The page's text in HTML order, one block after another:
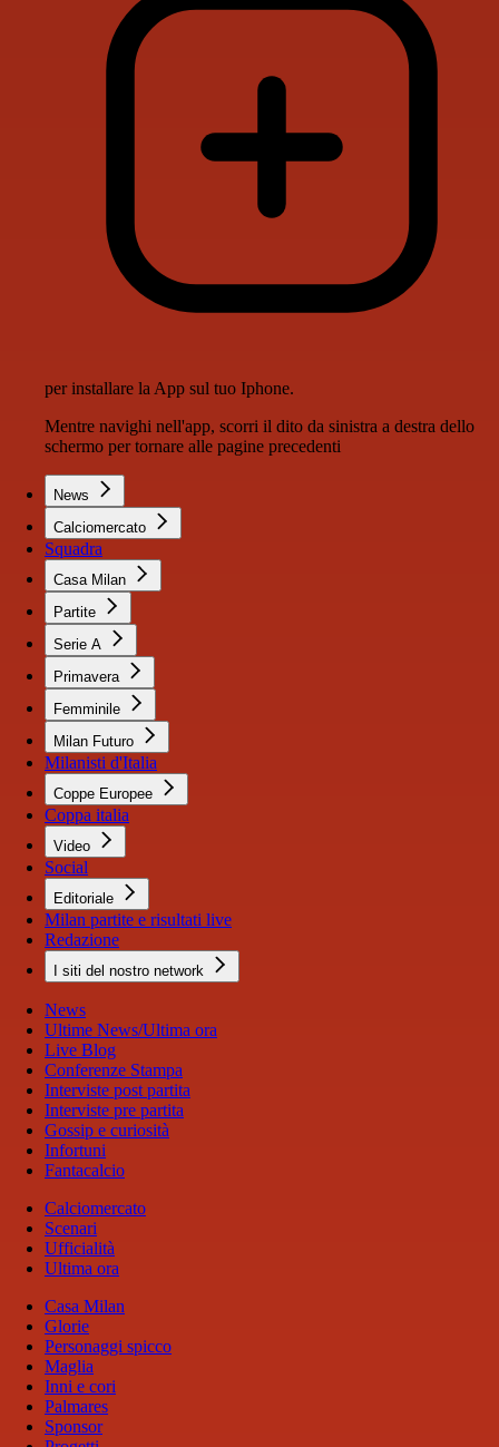
per installare la App sul tuo Iphone.
Mentre navighi nell'app, scorri il dito da sinistra a destra dello
schermo per tornare alle pagine precedenti
News
Calciomercato
Squadra
Casa Milan
Partite
Serie A
Primavera
Femminile
Milan Futuro
Milanisti d'Italia
Coppe Europee
Coppa italia
Video
Social
Editoriale
Milan partite e risultati live
Redazione
I siti del nostro network
News
Ultime News/Ultima ora
Live Blog
Conferenze Stampa
Interviste post partita
Interviste pre partita
Gossip e curiosità
Infortuni
Fantacalcio
Calciomercato
Scenari
Ufficialità
Ultima ora
Casa Milan
Glorie
Personaggi spicco
Maglia
Inni e cori
Palmares
Sponsor